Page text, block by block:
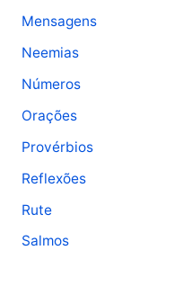
Mensagens
Neemias
Números
Orações
Provérbios
Reflexões
Rute
Salmos